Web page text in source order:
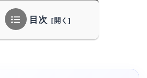
目次